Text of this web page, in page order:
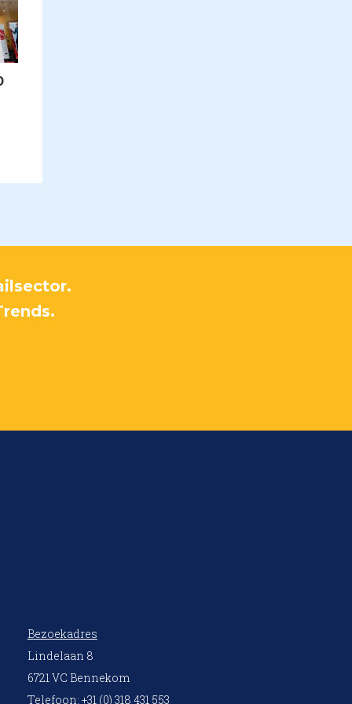
Bezoekadres
Lindelaan 8
6721 VC Bennekom
Telefoon: +31 (0) 318 431 553